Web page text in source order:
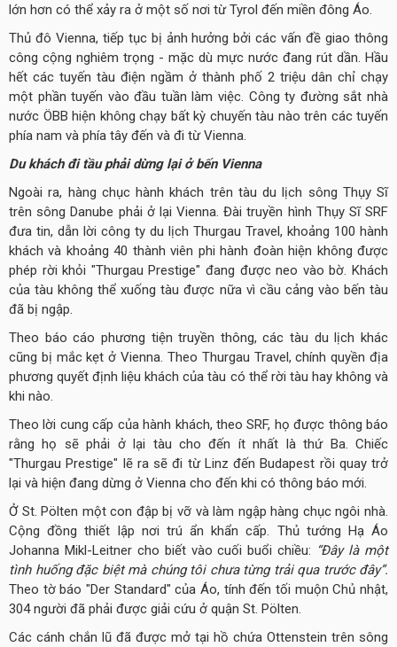
lớn hơn có thể xảy ra ở một số nơi từ Tyrol đến miền đông Áo.
Thủ đô Vienna, tiếp tục bị ảnh hưởng bởi các vấn đề giao thông
công cộng nghiêm trọng - mặc dù mực nước đang rút dần. Hầu
hết các tuyến tàu điện ngầm ở thành phố 2 triệu dân chỉ chạy
một phần tuyến vào đầu tuần làm việc. Công ty đường sắt nhà
nước ÖBB hiện không chạy bất kỳ chuyến tàu nào trên các tuyến
phía nam và phía tây đến và đi từ Vienna.
Du khách đi tầu phải dừng lại ở bến Vienna
Ngoài ra, hàng chục hành khách trên tàu du lịch sông Thụy Sĩ
trên sông Danube phải ở lại Vienna. Đài truyền hình Thụy Sĩ SRF
đưa tin, dẫn lời công ty du lịch Thurgau Travel, khoảng 100 hành
khách và khoảng 40 thành viên phi hành đoàn hiện không được
phép rời khỏi "Thurgau Prestige" đang được neo vào bờ. Khách
của tàu không thể xuống tàu được nữa vì cầu cảng vào bến tàu
đã bị ngập.
Theo báo cáo phương tiện truyền thông, các tàu du lịch khác
cũng bị mắc kẹt ở Vienna. Theo Thurgau Travel, chính quyền địa
phương quyết định liệu khách của tàu có thể rời tàu hay không và
khi nào.
Theo lời cung cấp của hành khách, theo SRF, họ được thông báo
rằng họ sẽ phải ở lại tàu cho đến ít nhất là thứ Ba. Chiếc
"Thurgau Prestige" lẽ ra sẽ đi từ Linz đến Budapest rồi quay trở
lại và hiện đang dừng ở Vienna cho đến khi có thông báo mới.
Ở St. Pölten một con đập bị vỡ và làm ngập hàng chục ngôi nhà.
Cộng đồng thiết lập nơi trú ẩn khẩn cấp. Thủ tướng Hạ Áo
Johanna Mikl-Leitner cho biết vào cuối buổi chiều: “Đây là một
tình huống đặc biệt mà chúng tôi chưa từng trải qua trước đây”.
Theo tờ báo "Der Standard" của Áo, tính đến tối muộn Chủ nhật,
304 người đã phải được giải cứu ở quận St. Pölten.
Các cánh chắn lũ đã được mở tại hồ chứa Ottenstein trên sông